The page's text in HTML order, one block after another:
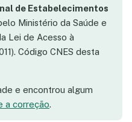
de Estabelecimentos
Ministério da Saúde e
Lei de Acesso à
Código CNES desta
e encontrou algum
a correção.